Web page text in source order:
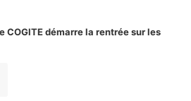
COGITE démarre la rentrée sur les